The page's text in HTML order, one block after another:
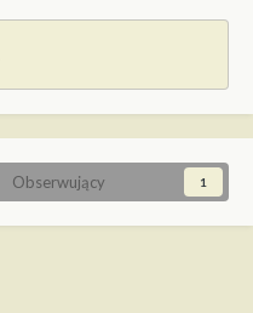
Obserwujący 1